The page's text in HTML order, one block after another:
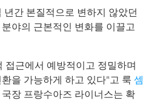
간 본질적으로 변하지 않았던
야의 근본적인 변화를 이끌고
접근에서 예방적이고 정밀하며
을 가능하게 하고 있다"고 룩 셈
장 프랑수아즈 라이너스는 확